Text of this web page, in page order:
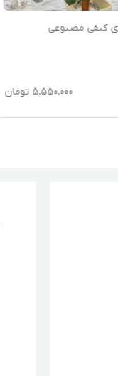
کنفی مصنوعی
5,550,000 تومان